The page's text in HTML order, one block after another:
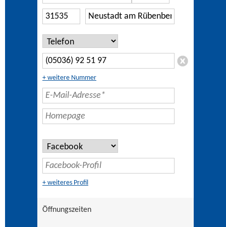
+ weitere Nummer
+ weiteres Profil
Öffnungszeiten